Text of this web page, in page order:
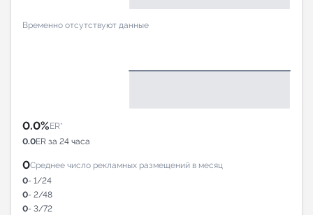
Временно отсутствуют данные
0.0%ER*
0.0ER за 24 часа
0Среднее число рекламных размещений в месяц
0- 1/24
0- 2/48
0- 3/72